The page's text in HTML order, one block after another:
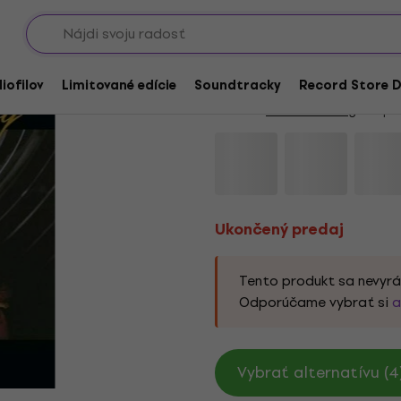
Limitované edície Soundtracky Record Store
Ukončený predaj
Modern Talking -
Modern Talking Kód
Ukončený predaj
Tento produkt sa
Odporúčame vybrať si
Vybrať alternatívu